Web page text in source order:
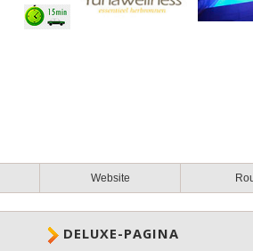
Website
DELUXE-PAGINA